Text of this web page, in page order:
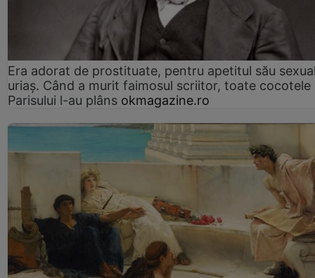
Era adorat de prostituate, pentru apetitul său
uriaș. Când a murit faimosul scriitor, toate cocotele
Parisului l-au plâns okmagazine.ro